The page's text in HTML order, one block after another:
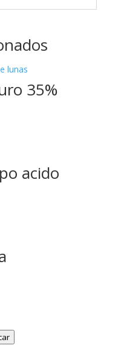
35%
acido